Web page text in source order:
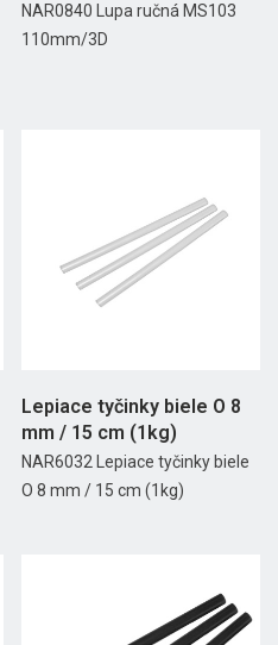
NAR0840 Lupa ručná MS103
110mm/3D
Lepiace tyčinky biele O 8
mm / 15 cm (1kg)
NAR6032 Lepiace tyčinky biele
O 8 mm / 15 cm (1kg)